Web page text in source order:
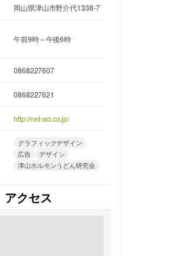
岡山県津山市野介代1338-7
午前9時～午後6時
0868227607
0868227621
http://net-ad.co.jp/
グラフィックデザイン
広告
デザイン
津山ホルモンうどん研究会
アクセス